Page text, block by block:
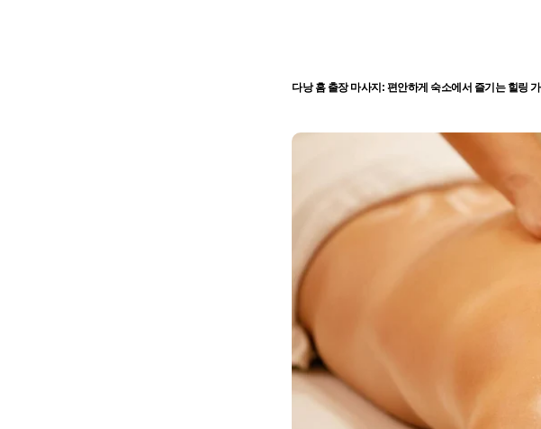
다낭 홈 출장 마사지: 편안하게 숙소에서 즐기는 힐링